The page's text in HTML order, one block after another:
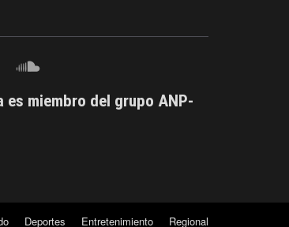
es miembro del grupo ANP-
Deportes Entretenimiento Regional